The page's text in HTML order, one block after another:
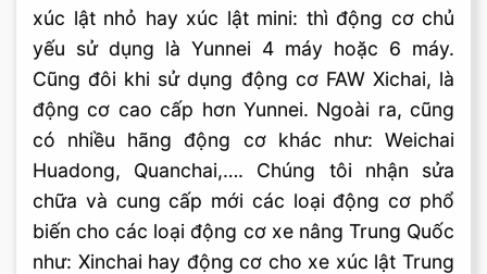
xúc lật nhỏ hay xúc lật mini: thì động cơ chủ
yếu sử dụng là Yunnei 4 máy hoặc 6 máy.
Cũng đôi khi sử dụng động cơ FAW Xichai, là
động cơ cao cấp hơn Yunnei. Ngoài ra, cũng
có nhiều hãng động cơ khác như: Weichai
Huadong, Quanchai,…. Chúng tôi nhận sửa
chữa và cung cấp mới các loại động cơ phổ
biến cho các loại động cơ xe nâng Trung Quốc
như: Xinchai hay động cơ cho xe xúc lật Trung